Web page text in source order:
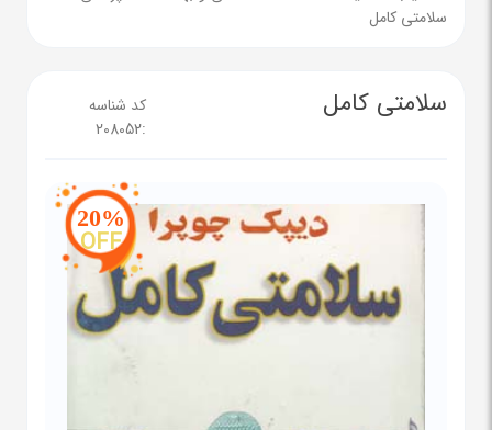
سلامتی کامل
سلامتی کامل
کد شناسه
:
208052
20%
OFF